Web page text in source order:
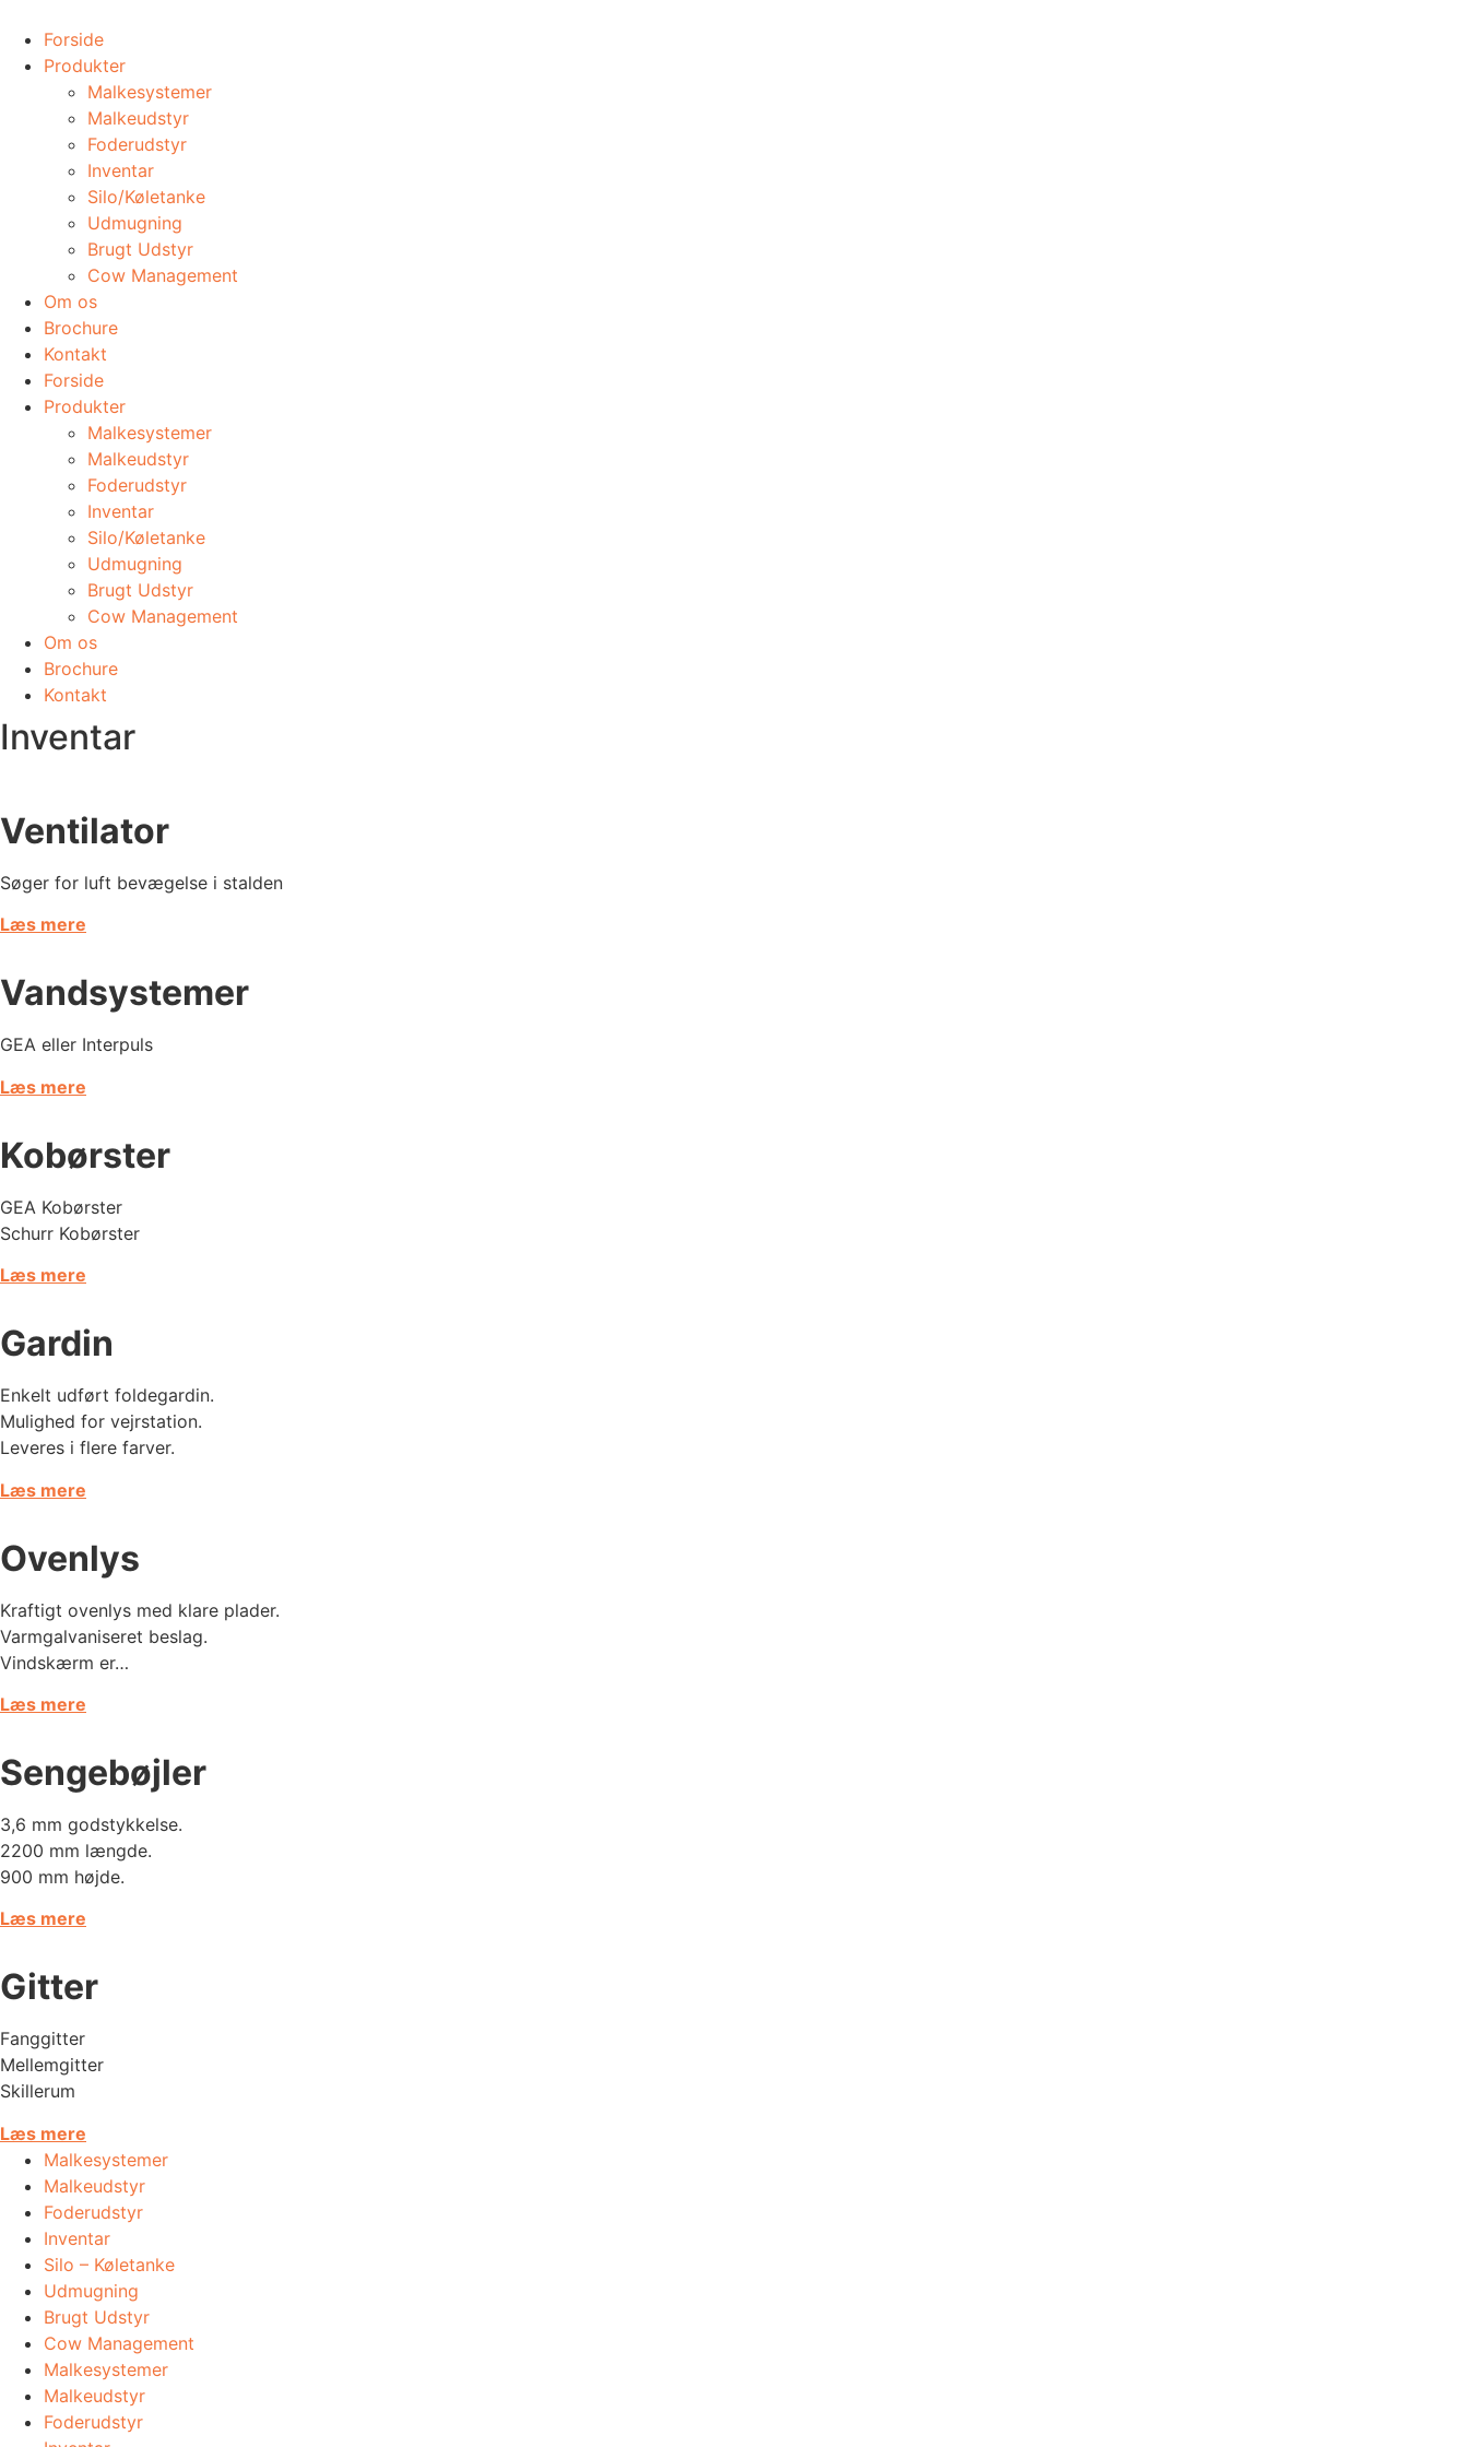
indhold
Forside
Produkter
Malkesystemer
Malkeudstyr
Foderudstyr
Inventar
Silo/Køletanke
Udmugning
​Brugt Udstyr
Cow Management
Om os
Brochure
Kontakt
Forside
Produkter
Malkesystemer
Malkeudstyr
Foderudstyr
Inventar
Silo/Køletanke
Udmugning
​Brugt Udstyr
Cow Management
Om os
Brochure
Kontakt
Inventar
Ventilator
Søger for luft bevægelse i stalden ​
Læs mere
Vandsystemer
GEA eller Interpuls
Læs mere
Kobørster
GEA Kobørster
Schurr Kobørster
Læs mere
Gardin
Enkelt udført foldegardin.
Mulighed for vejrstation.
Leveres i flere farver.
Læs mere
Ovenlys
​Kraftigt ovenlys med klare plader.
Varmgalvaniseret beslag.
Vindskærm er…
Læs mere
Sengebøjler
3,6 mm godstykkelse.
2200 mm længde.
900 mm højde.
Læs mere
Gitter
Fanggitter
Mellemgitter
Skillerum
Læs mere
Malkesystemer
Malkeudstyr
Foderudstyr
Inventar
Silo – Køletanke
Udmugning
​Brugt Udstyr
Cow Management
Malkesystemer
Malkeudstyr
Foderudstyr